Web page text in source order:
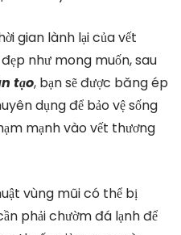
gian lành lại của vết
như mong muốn, sau
tạo, bạn sẽ được băng ép
dụng để bảo vệ sống
mạnh vào vết thương
vùng mũi có thể bị
phải chườm đá lạnh để